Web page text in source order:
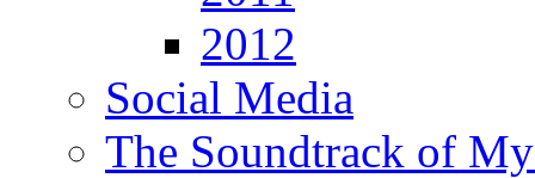
2012
Social Media
The Soundtrack of